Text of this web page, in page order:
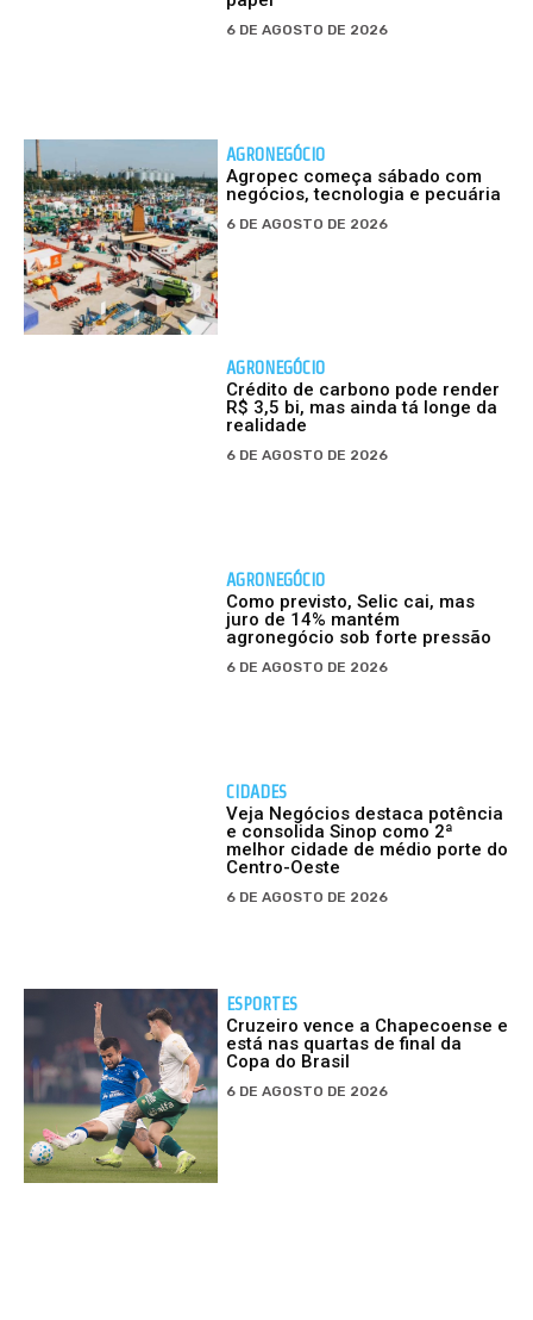
6 DE AGOSTO DE 2026
AGRONEGÓCIO
Agropec começa sábado com
negócios, tecnologia e pecuária
6 DE AGOSTO DE 2026
AGRONEGÓCIO
Crédito de carbono pode render
R$ 3,5 bi, mas ainda tá longe da
realidade
6 DE AGOSTO DE 2026
AGRONEGÓCIO
Como previsto, Selic cai, mas
juro de 14% mantém
agronegócio sob forte pressão
6 DE AGOSTO DE 2026
CIDADES
Veja Negócios destaca potência
e consolida Sinop como 2ª
melhor cidade de médio porte do
Centro-Oeste
6 DE AGOSTO DE 2026
ESPORTES
Cruzeiro vence a Chapecoense e
está nas quartas de final da
Copa do Brasil
6 DE AGOSTO DE 2026